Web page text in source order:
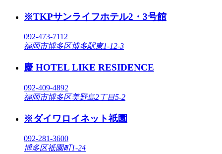
※TKPサンライフホテル2・3号館
092-473-7112
福岡市博多区博多駅東1-12-3
慶 HOTEL LIKE RESIDENCE
092-409-4892
福岡市博多区美野島2丁目5-2
※ダイワロイネット祇園
092-281-3600
博多区祗園町1-24